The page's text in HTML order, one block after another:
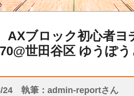
ブロック初心者ヨ
世田谷区 ゆうぽ
24 執筆 admin-reportさん